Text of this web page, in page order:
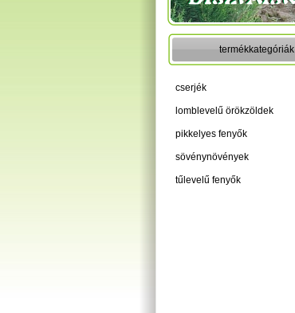
termékkategóriák
cserjék
lomblevelű örökzöldek
pikkelyes fenyők
sövénynövények
tűlevelű fenyők